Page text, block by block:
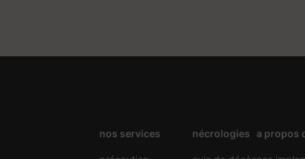
nos services nécrologies a propos